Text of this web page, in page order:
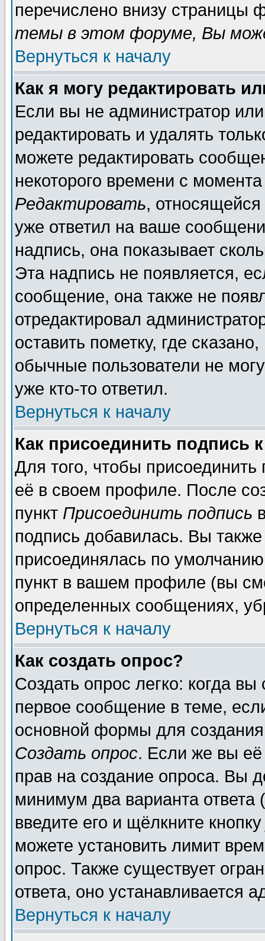
перечислено внизу страницы
темы в этом форуме, Вы
Вернуться к началу
Как я могу редактировать
Если вы не администратор
редактировать и удалять
можете редактировать
некоторого времени с
Редактировать,
уже ответил на ваше
надпись, она показывает
Эта надпись не появляется,
сообщение, она также не
отредактировал
оставить пометку, где
обычные пользователи не
уже кто-то ответил.
Вернуться к началу
Как присоединить подпись
Для того, чтобы
её в своем профиле. После
пункт Присоединить подпись
подпись добавилась. Вы
присоединялась по
пункт в вашем профиле (вы
определенных сообщениях,
Вернуться к началу
Как создать опрос?
Создать опрос легко: когда
первое сообщение в теме,
основной формы для
Создать опрос. Если же вы её
прав на создание опроса. Вы
минимум два варианта ответа
введите его и щёлкните
можете установить лимит
опрос. Также существует
ответа, оно устанавливается
Вернуться к началу